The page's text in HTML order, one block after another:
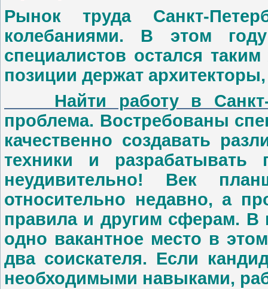
Рынок труда Санкт-
колебаниями. В этом
специалистов остался
позиции держат
Найти работу в Санкт-
проблема. Востребованы
качественно создавать
техники и разрабатывать
неудивительно! Век
относительно недавно, а
правила и другим сферам. В
одно вакантное место в
два соискателя. Если
необходимыми навыками,